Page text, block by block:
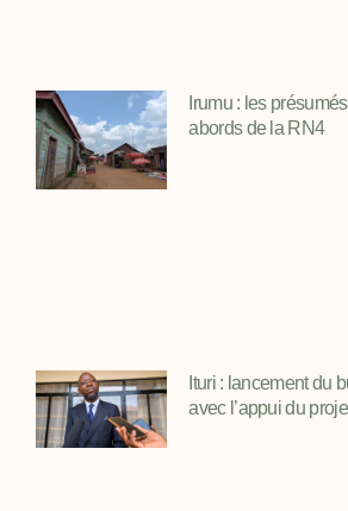
Irumu : les
abords de la RN4
Ituri : lancement du
avec l’appui du